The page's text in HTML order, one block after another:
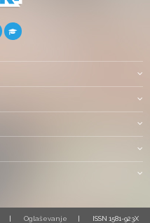
Oglaševanje ISSN 1581-923X